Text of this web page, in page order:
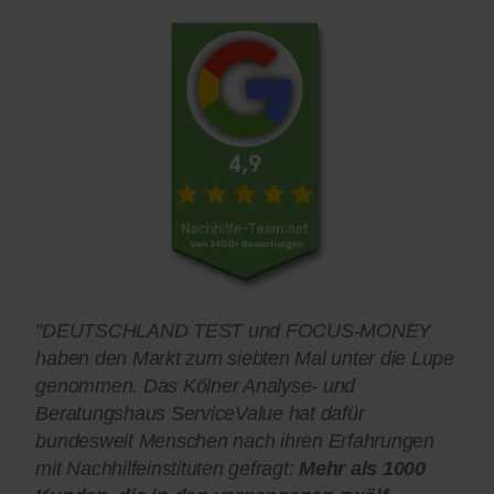
"DEUTSCHLAND TEST und FOCUS-MONEY
haben den Markt zum siebten Mal unter die Lupe
genommen. Das Kölner Analyse- und
Beratungshaus ServiceValue hat dafür
bundesweit Menschen nach ihren Erfahrungen
mit Nachhilfeinstituten gefragt: Mehr als 1000